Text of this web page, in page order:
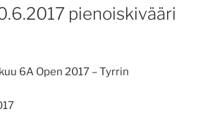
pienoiskivääri
6A Open 2017 – Tyrrin